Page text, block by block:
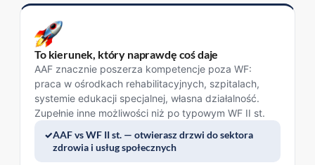
To kierunek, który naprawdę coś daje
AAF znacznie poszerza kompetencje poza WF:
praca w ośrodkach rehabilitacyjnych, szpitalach,
systemie edukacji specjalnej, własna działalność.
Zupełnie inne możliwości niż po typowym WF II st.
AAF vs WF II st. — otwierasz drzwi do sektora
zdrowia i usług społecznych